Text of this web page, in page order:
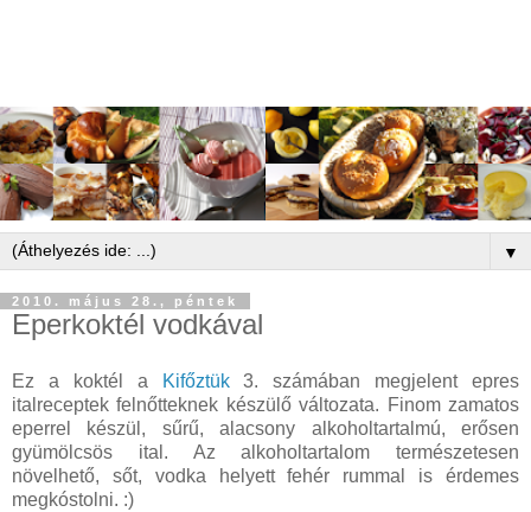
▼
2010. május 28., péntek
Eperkoktél vodkával
Ez a koktél a Kifőztük3. számában megjelent epres
italreceptek felnőtteknek készülő változata. Finom zamatos
eperrel készül, sűrű, alacsony alkoholtartalmú, erősen
gyümölcsös ital. Az alkoholtartalom természetesen
növelhető, sőt, vodka helyett fehér rummal is érdemes
megkóstolni. :)